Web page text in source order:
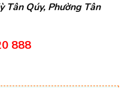
Tân Qúy, Phường Tân
888